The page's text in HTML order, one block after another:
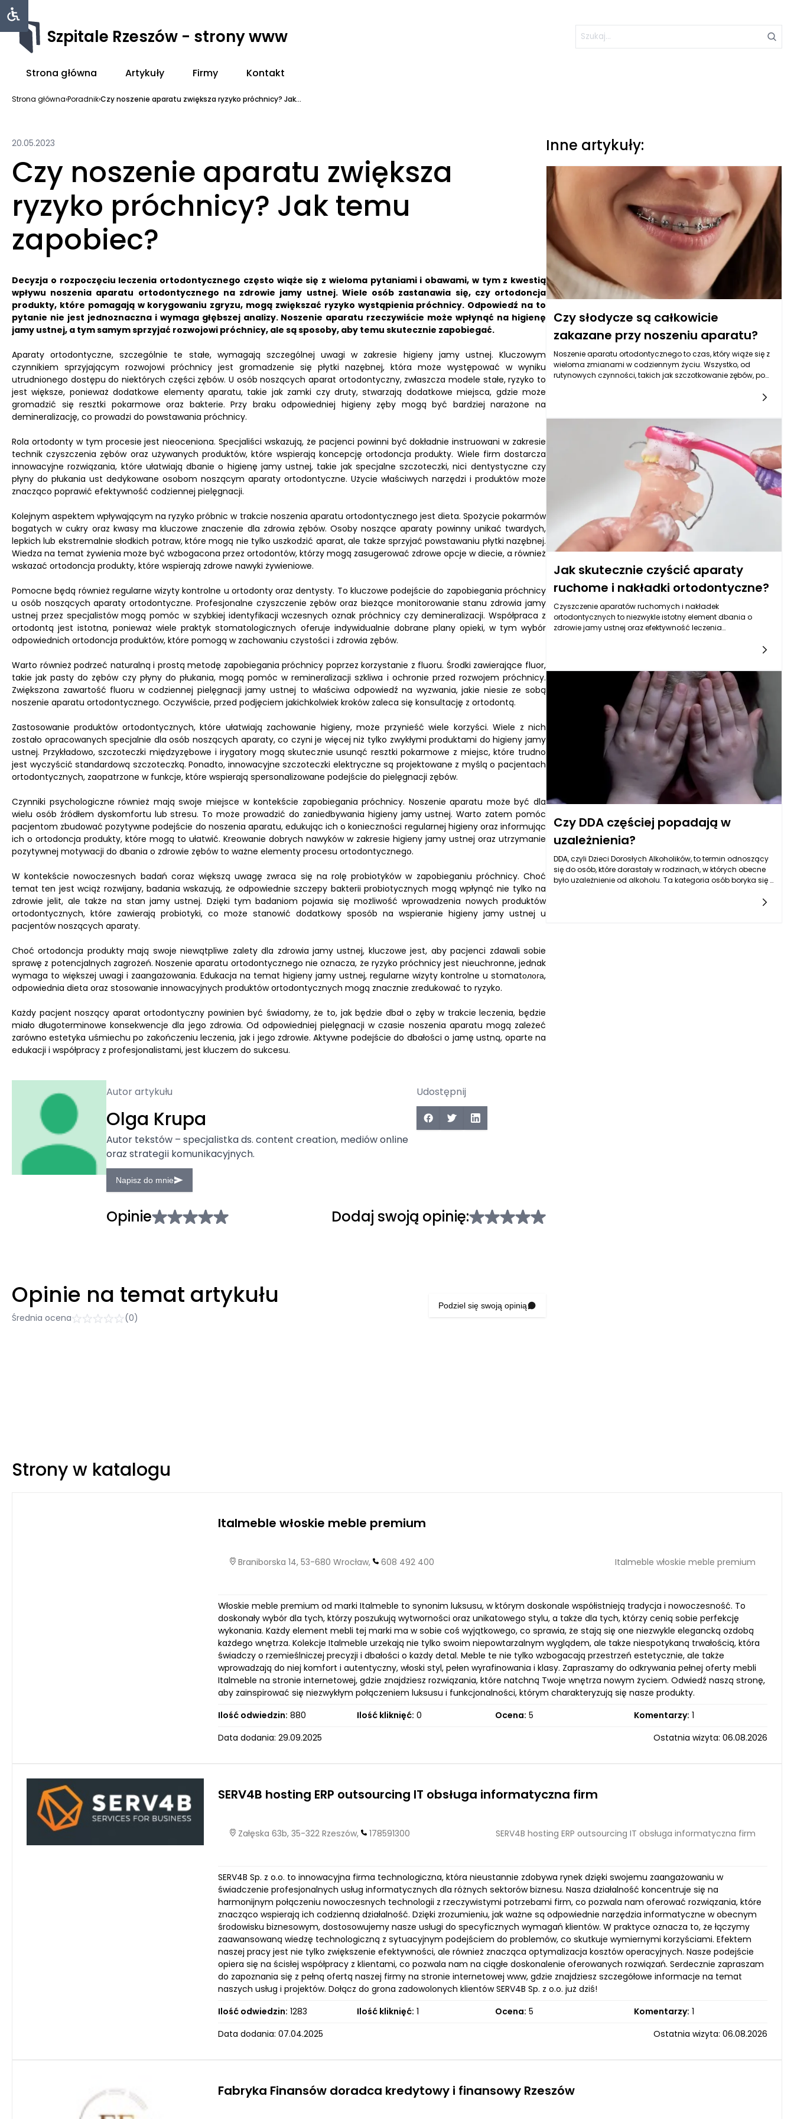
Szpitale Rzeszów - strony www
Strona główna Artykuły Firmy Kontakt
Strona główna›Poradnik›Czy noszenie aparatu zwiększa ryzyko próchnicy? Jak...
20.05.2023
Czy noszenie aparatu zwiększa
ryzyko próchnicy? Jak temu
zapobiec?
Decyzja o rozpoczęciu leczenia ortodontycznego często wiąże się z wieloma pytaniami i obawami, w tym z kwestią
wpływu noszenia aparatu ortodontycznego na zdrowie jamy ustnej.Wiele osób zastanawia się, czy ortodoncja
produkty, które pomagają w korygowaniu zgryzu, mogą zwiększać ryzyko wystąpienia próchnicy. Odpowiedź na to
pytanie nie jest jednoznaczna i wymaga głębszej analizy. Noszenie aparatu rzeczywiście może wpłynąć na higienę
jamy ustnej, a tym samym sprzyjać rozwojowi próchnicy, ale są sposoby, aby temu skutecznie zapobiegać.
Aparaty ortodontyczne, szczególnie te stałe, wymagają szczególnej uwagi w zakresie higieny jamy ustnej. Kluczowym
czynnikiem sprzyjającym rozwojowi próchnicy jest gromadzenie się płytki nazębnej, która może występować w wyniku
utrudnionego dostępu do niektórych części zębów. U osób noszących aparat ortodontyczny, zwłaszcza modele stałe, ryzyko to
jest większe, ponieważ dodatkowe elementy aparatu, takie jak zamki czy druty, stwarzają dodatkowe miejsca, gdzie może
gromadzić się resztki pokarmowe oraz bakterie. Przy braku odpowiedniej higieny zęby mogą być bardziej narażone na
demineralizację, co prowadzi do powstawania próchnicy.
Rola ortodonty w tym procesie jest nieoceniona. Specjaliści wskazują, że pacjenci powinni być dokładnie instruowani w zakresie
technik czyszczenia zębów oraz używanych produktów, które wspierają koncepcję ortodoncja produkty. Wiele firm dostarcza
innowacyjne rozwiązania, które ułatwiają dbanie o higienę jamy ustnej, takie jak specjalne szczoteczki, nici dentystyczne czy
płyny do płukania ust dedykowane osobom noszącym aparaty ortodontyczne. Użycie właściwych narzędzi i produktów może
znacząco poprawić efektywność codziennej pielęgnacji.
Kolejnym aspektem wpływającym na ryzyko próbnic w trakcie noszenia aparatu ortodontycznego jest dieta. Spożycie pokarmów
bogatych w cukry oraz kwasy ma kluczowe znaczenie dla zdrowia zębów. Osoby noszące aparaty powinny unikać twardych,
lepkich lub ekstremalnie słodkich potraw, które mogą nie tylko uszkodzić aparat, ale także sprzyjać powstawaniu płytki nazębnej.
Wiedza na temat żywienia może być wzbogacona przez ortodontów, którzy mogą zasugerować zdrowe opcje w diecie, a również
wskazać ortodoncja produkty, które wspierają zdrowe nawyki żywieniowe.
Pomocne będą również regularne wizyty kontrolne u ortodonty oraz dentysty. To kluczowe podejście do zapobiegania próchnicy
u osób noszących aparaty ortodontyczne. Profesjonalne czyszczenie zębów oraz bieżące monitorowanie stanu zdrowia jamy
ustnej przez specjalistów mogą pomóc w szybkiej identyfikacji wczesnych oznak próchnicy czy demineralizacji. Współpraca z
ortodontą jest istotna, ponieważ wiele praktyk stomatologicznych oferuje indywidualnie dobrane plany opieki, w tym wybór
odpowiednich ortodoncja produktów, które pomogą w zachowaniu czystości i zdrowia zębów.
Warto również podrzeć naturalną i prostą metodę zapobiegania próchnicy poprzez korzystanie z fluoru. Środki zawierające fluor,
takie jak pasty do zębów czy płyny do płukania, mogą pomóc w remineralizacji szkliwa i ochronie przed rozwojem próchnicy.
Zwiększona zawartość fluoru w codziennej pielęgnacji jamy ustnej to właściwa odpowiedź na wyzwania, jakie niesie ze sobą
noszenie aparatu ortodontycznego. Oczywiście, przed podjęciem jakichkolwiek kroków zaleca się konsultację z ortodontą.
Zastosowanie produktów ortodontycznych, które ułatwiają zachowanie higieny, może przynieść wiele korzyści. Wiele z nich
zostało opracowanych specjalnie dla osób noszących aparaty, co czyni je więcej niż tylko zwykłymi produktami do higieny jamy
ustnej. Przykładowo, szczoteczki międzyzębowe i irygatory mogą skutecznie usunąć resztki pokarmowe z miejsc, które trudno
jest wyczyścić standardową szczoteczką. Ponadto, innowacyjne szczoteczki elektryczne są projektowane z myślą o pacjentach
ortodontycznych, zaopatrzone w funkcje, które wspierają spersonalizowane podejście do pielęgnacji zębów.
Czynniki psychologiczne również mają swoje miejsce w kontekście zapobiegania próchnicy. Noszenie aparatu może być dla
wielu osób źródłem dyskomfortu lub stresu. To może prowadzić do zaniedbywania higieny jamy ustnej. Warto zatem pomóc
pacjentom zbudować pozytywne podejście do noszenia aparatu, edukując ich o konieczności regularnej higieny oraz informując
ich o ortodoncja produkty, które mogą to ułatwić. Kreowanie dobrych nawyków w zakresie higieny jamy ustnej oraz utrzymanie
pozytywnej motywacji do dbania o zdrowie zębów to ważne elementy procesu ortodontycznego.
W kontekście nowoczesnych badań coraz większą uwagę zwraca się na rolę probiotyków w zapobieganiu próchnicy. Choć
temat ten jest wciąż rozwijany, badania wskazują, że odpowiednie szczepy bakterii probiotycznych mogą wpłynąć nie tylko na
zdrowie jelit, ale także na stan jamy ustnej. Dzięki tym badaniom pojawia się możliwość wprowadzenia nowych produktów
ortodontycznych, które zawierają probiotyki, co może stanowić dodatkowy sposób na wspieranie higieny jamy ustnej u
pacjentów noszących aparaty.
Choć ortodoncja produkty mają swoje niewątpliwe zalety dla zdrowia jamy ustnej, kluczowe jest, aby pacjenci zdawali sobie
sprawę z potencjalnych zagrożeń. Noszenie aparatu ortodontycznego nie oznacza, że ryzyko próchnicy jest nieuchronne, jednak
wymaga to większej uwagi i zaangażowania. Edukacja na temat higieny jamy ustnej, regularne wizyty kontrolne u stomatолога,
odpowiednia dieta oraz stosowanie innowacyjnych produktów ortodontycznych mogą znacznie zredukować to ryzyko.
Każdy pacjent noszący aparat ortodontyczny powinien być świadomy, że to, jak będzie dbał o zęby w trakcie leczenia, będzie
miało długoterminowe konsekwencje dla jego zdrowia. Od odpowiedniej pielęgnacji w czasie noszenia aparatu mogą zależeć
zarówno estetyka uśmiechu po zakończeniu leczenia, jak i jego zdrowie. Aktywne podejście do dbałości o jamę ustną, oparte na
edukacji i współpracy z profesjonalistami, jest kluczem do sukcesu.
Autor artykułu
Olga Krupa
Autor tekstów – specjalistka ds. content creation, mediów online
oraz strategii komunikacyjnych.
Napisz do mnie
Udostępnij
Opinie Dodaj swoją opinię:
Opinie na temat artykułu
Średnia ocena (0)
Podziel się swoją opinią
Inne artykuły:
Czy słodycze są całkowicie
zakazane przy noszeniu aparatu?
Noszenie aparatu ortodontycznego to czas, który wiąże się z
wieloma zmianami w codziennym życiu. Wszystko, od
rutynowych czynności, takich jak szczotkowanie zębów, po
dotyczy słodyczy. W związku z tym, wielokrotnie podnoszona
jest kwestia, czy można je spożywać, a jeśli tak, to w jakich
ilościach i jakie rodzaje są najbezpieczniejsze dla pacjentów
noszących aparat. Ortodoncja produkty w tej kwestii stają
się kluczowym elementem, który warto szczegółowo
Jak skutecznie czyścić aparaty
ruchome i nakładki ortodontyczne?
Czyszczenie aparatów ruchomych i nakładek
ortodontycznych to niezwykle istotny element dbania o
zdrowie jamy ustnej oraz efektywność leczenia
ortodoncja, wprowadza różnorodne produkty, które mają na
W miarę jak rośnie popularność ortodoncji, pojawiają się
także nowe wyzwania związane z utrzymaniem higieny tych
ortodontycznych produktów. Właściwe czyszczenie
aparatów ruchomych oraz nakładek ortodontycznych może
zapobiegać nieprzyjemnym zapachom, infekcjom oraz
różnym problemom zdrowotnym związanym z jamą ustną.
Czy DDA częściej popadają w
uzależnienia?
DDA, czyli Dzieci Dorosłych Alkoholików, to termin odnoszący
się do osób, które dorastały w rodzinach, w których obecne
było uzależnienie od alkoholu. Ta kategoria osób boryka się z
behawioralnymi, które mogą wpływać na ich przyszłe życie,
Strony w katalogu
Italmeble włoskie meble premium
Braniborska 14, 53-680 Wrocław, 608 492 400 Italmeble włoskie meble premium
Włoskie meble premium od marki Italmeble to synonim luksusu, w którym doskonale współistnieją tradycja i nowoczesność. To
doskonały wybór dla tych, którzy poszukują wytworności oraz unikatowego stylu, a także dla tych, którzy cenią sobie perfekcję
wykonania. Każdy element mebli tej marki ma w sobie coś wyjątkowego, co sprawia, że stają się one niezwykle elegancką ozdobą
każdego wnętrza. Kolekcje Italmeble urzekają nie tylko swoim niepowtarzalnym wyglądem, ale także niespotykaną trwałością, która
świadczy o rzemieślniczej precyzji i dbałości o każdy detal. Meble te nie tylko wzbogacają przestrzeń estetycznie, ale także
wprowadzają do niej komfort i autentyczny, włoski styl, pełen wyrafinowania i klasy. Zapraszamy do odkrywania pełnej oferty mebli
Italmeble na stronie internetowej, gdzie znajdziesz rozwiązania, które natchną Twoje wnętrza nowym życiem. Odwiedź naszą stronę,
aby zainspirować się niezwykłym połączeniem luksusu i funkcjonalności, którym charakteryzują się nasze produkty.
Ilość odwiedzin: 880 Ilość kliknięć: 0 Ocena: 5 Komentarzy: 1
Data dodania: 29.09.2025
Ostatnia wizyta: 06.08.2026
SERV4B hosting ERP outsourcing IT obsługa informatyczna firm
Załęska 63b, 35-322 Rzeszów, 178591300 SERV4B hosting ERP outsourcing IT obsługa informatyczna firm
SERV4B Sp. z o.o. to innowacyjna firma technologiczna, która nieustannie zdobywa rynek dzięki swojemu zaangażowaniu w
świadczenie profesjonalnych usług informatycznych dla różnych sektorów biznesu. Nasza działalność koncentruje się na
harmonijnym połączeniu nowoczesnych technologii z rzeczywistymi potrzebami firm, co pozwala nam oferować rozwiązania, które
znacząco wspierają ich codzienną działalność. Dzięki zrozumieniu, jak ważne są odpowiednie narzędzia informatyczne w obecnym
środowisku biznesowym, dostosowujemy nasze usługi do specyficznych wymagań klientów. W praktyce oznacza to, że łączymy
zaawansowaną wiedzę technologiczną z sytuacyjnym podejściem do problemów, co skutkuje wymiernymi korzyściami. Efektem
naszej pracy jest nie tylko zwiększenie efektywności, ale również znacząca optymalizacja kosztów operacyjnych. Nasze podejście
opiera się na ścisłej współpracy z klientami, co pozwala nam na ciągłe doskonalenie oferowanych rozwiązań. Serdecznie zapraszam
do zapoznania się z pełną ofertą naszej firmy na stronie internetowej www, gdzie znajdziesz szczegółowe informacje na temat
naszych usług i projektów. Dołącz do grona zadowolonych klientów SERV4B Sp. z o.o. już dziś!
Ilość odwiedzin: 1283 Ilość kliknięć: 1 Ocena: 5 Komentarzy: 1
Data dodania: 07.04.2025
Ostatnia wizyta: 06.08.2026
Fabryka Finansów doradca kredytowy i finansowy Rzeszów